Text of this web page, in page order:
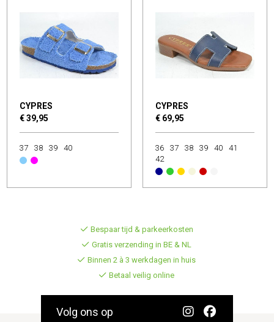
CYPRES
€ 39,95
37 38 39 40
CYPRES
€ 69,95
36 37 38 39 40
41
42
Bespaar tijd & parkeerkosten
Gratis verzending in BE & NL
Binnen 2 à 3 werkdagen in huis
Betaal veilig online
Volg ons op